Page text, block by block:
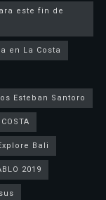
este fin de
en La Costa
Esteban Santoro
Bali
2019